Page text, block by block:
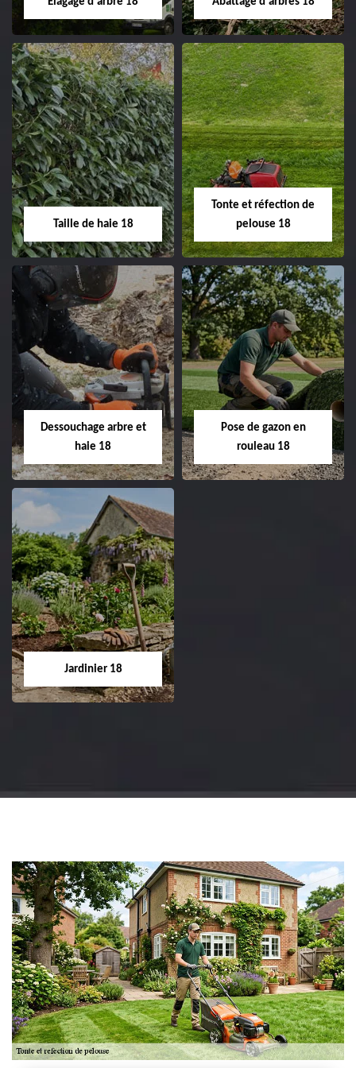
changement grillage et
clôture 18 Cher tel:
02.52.56.49.40
Elagage d'arbre 18
Entreprise élagage
d'arbre 18 Cher tel:
02.52.56.49.40
Abattage d'arbres
18
Entreprise abattage
Taille de haie 18
Taille de haie 18
Entreprise taille de haie
18 Cher tel:
02.52.56.49.40
Tonte et réfection de
pelouse 18
Tonte et réfection
de pelouse 18
Entreprise tonte et
Cher tel: 02.52.56.49.40
Dessouchage arbre et
haie 18
Dessouchage arbre
et haie 18
Entreprise dessouchage
arbre et haie 18 Cher
Pose de gazon en
rouleau 18
Jardinier 18